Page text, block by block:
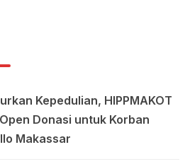
Kepedulian, HIPPMAKOT
Donasi untuk Korban
Makassar